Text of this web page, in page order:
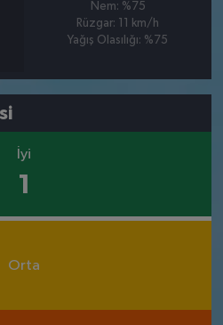
Nem: %75
Rüzgar: 11 km/h
Yağış Olasılığı: %75
İyi
1
Orta